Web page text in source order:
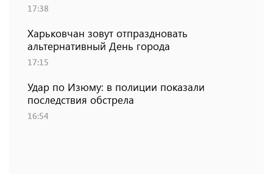
17:38
Харьковчан зовут отпраздновать
альтернативный День города
17:15
Удар по Изюму: в полиции показали
последствия обстрела
16:54